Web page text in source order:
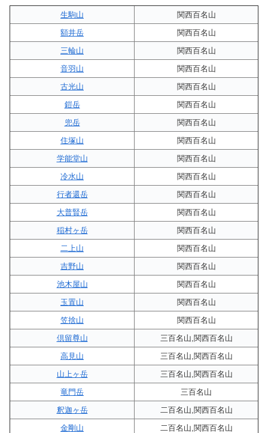
生駒山
関西百名山
額井岳
関西百名山
三輪山
関西百名山
音羽山
関西百名山
古光山
関西百名山
鎧岳
関西百名山
兜岳
関西百名山
住塚山
関西百名山
学能堂山
関西百名山
冷水山
関西百名山
行者還岳
関西百名山
大普賢岳
関西百名山
稲村ヶ岳
関西百名山
二上山
関西百名山
吉野山
関西百名山
池木屋山
関西百名山
玉置山
関西百名山
笠捨山
関西百名山
倶留尊山
三百名山,関西百名山
高見山
三百名山,関西百名山
山上ヶ岳
三百名山,関西百名山
竜門岳
三百名山
釈迦ヶ岳
二百名山,関西百名山
金剛山
二百名山,関西百名山